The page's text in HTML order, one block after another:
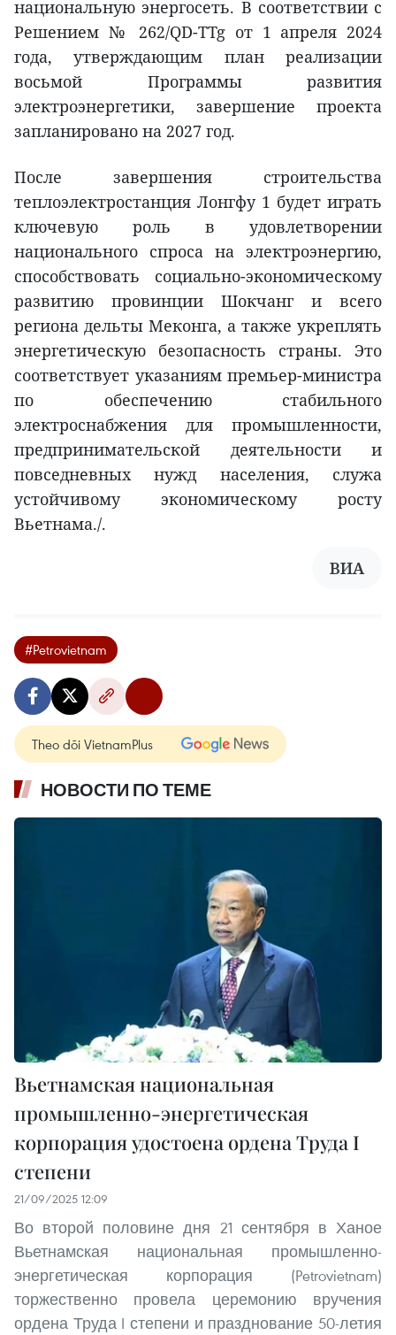
национальную энергосеть. В соответствии с
Решением № 262/QD-TTg от 1 апреля 2024
года, утверждающим план реализации
восьмой Программы развития
электроэнергетики, завершение проекта
запланировано на 2027 год.
После завершения строительства
теплоэлектростанция Лонгфу 1 будет играть
ключевую роль в удовлетворении
национального спроса на электроэнергию,
способствовать социально-экономическому
развитию провинции Шокчанг и всего
региона дельты Меконга, а также укреплять
энергетическую безопасность страны. Это
соответствует указаниям премьер-министра
по обеспечению стабильного
электроснабжения для промышленности,
предпринимательской деятельности и
повседневных нужд населения, служа
устойчивому экономическому росту
Вьетнама./.
ВИА
#Petrovietnam
Theo dõi VietnamPlus
НОВОСТИ ПО ТЕМЕ
Вьетнамская национальная
промышленно-энергетическая
корпорация удостоена ордена Труда I
степени
21/09/2025 12:09
Во второй половине дня 21 сентября в Ханое
Вьетнамская национальная промышленно-
энергетическая корпорация (Petrovietnam)
торжественно провела церемонию вручения
ордена Труда I степени и празднование 50-летия